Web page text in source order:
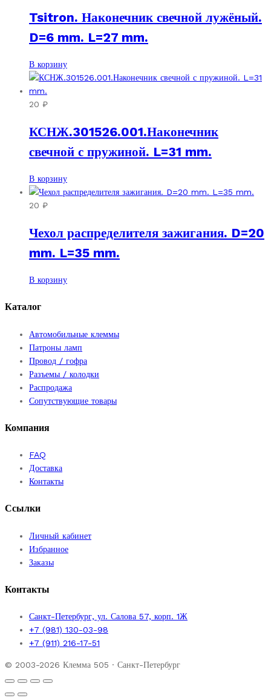
Tsitron. Наконечник свечной лужёный.
D=6 mm. L=27 mm.
В корзину
20 ₽
КСНЖ.301526.001.Наконечник
свечной с пружиной. L=31 mm.
В корзину
20 ₽
Чехол распределителя зажигания. D=20
mm. L=35 mm.
В корзину
Каталог
Автомобильные клеммы
Патроны ламп
Провод / гофра
Разъемы / колодки
Распродажа
Сопутствующие товары
Компания
FAQ
Доставка
Контакты
Ссылки
Личный кабинет
Избранное
Заказы
Контакты
Санкт-Петербург, ул. Салова 57, корп. 1Ж
+7 (981) 130-03-98
+7 (911) 216-17-51
© 2003-2026 Клемма 505 · Санкт-Петербург